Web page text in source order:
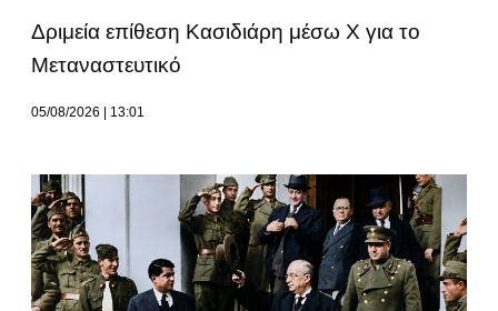
Δριμεία επίθεση Κασιδιάρη μέσω Χ για το
Μεταναστευτικό
05/08/2026 13:01